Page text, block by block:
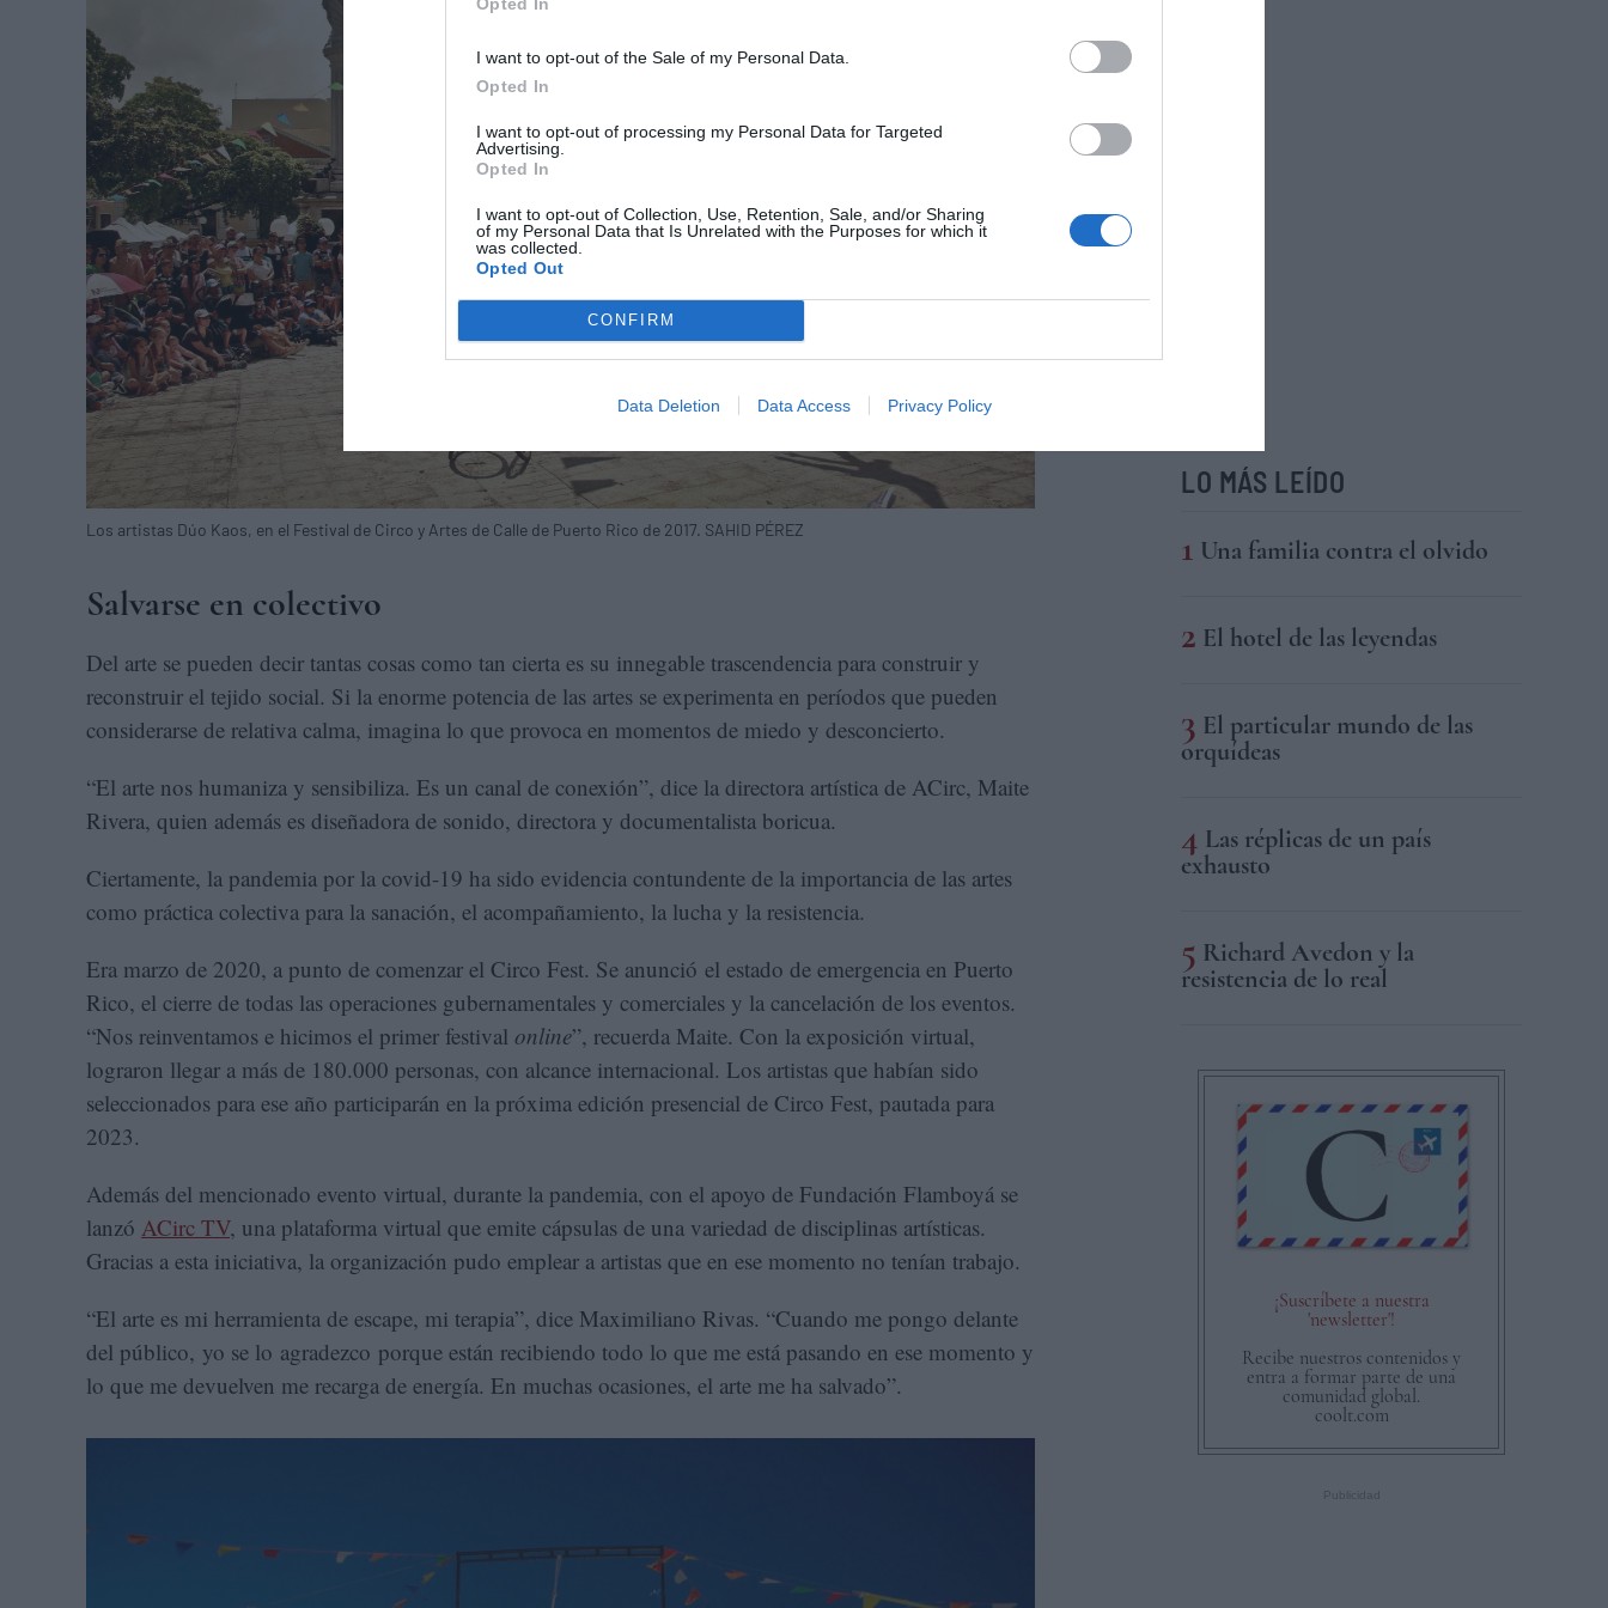
I want to opt-out of the Sale of my Personal Data.
Opted In
I want to opt-out of processing my Personal Data for Targeted
Advertising.
Opted In
I want to opt-out of Collection, Use, Retention, Sale, and/or Sharing
of my Personal Data that Is Unrelated with the Purposes for which it
was collected.
Opted Out
CONFIRM
Data Deletion Data Access Privacy Policy
Los artistas Dúo Kaos, en el Festival de Circo y Artes de Calle de Puerto Rico de 2017. SAHID PÉREZ
Salvarse en colectivo
Del arte se pueden decir tantas cosas como tan cierta es su innegable trascendencia para construir y
reconstruir el tejido social. Si la enorme potencia de las artes se experimenta en períodos que pueden
considerarse de relativa calma, imagina lo que provoca en momentos de miedo y desconcierto.
“El arte nos humaniza y sensibiliza. Es un canal de conexión”, dice la directora artística de ACirc, Maite
Rivera, quien además es diseñadora de sonido, directora y documentalista boricua.
Ciertamente, la pandemia por la covid-19 ha sido evidencia contundente de la importancia de las artes
como práctica colectiva para la sanación, el acompañamiento, la lucha y la resistencia.
Era marzo de 2020, a punto de comenzar el Circo Fest. Se anunció el estado de emergencia en Puerto
Rico, el cierre de todas las operaciones gubernamentales y comerciales y la cancelación de los eventos.
“Nos reinventamos e hicimos el primer festival online”, recuerda Maite. Con la exposición virtual,
lograron llegar a más de 180.000 personas, con alcance internacional. Los artistas que habían sido
seleccionados para ese año participarán en la próxima edición presencial de Circo Fest, pautada para
2023.
Además del mencionado evento virtual, durante la pandemia, con el apoyo de Fundación Flamboyá se
lanzó ACirc TV, una plataforma virtual que emite cápsulas de una variedad de disciplinas artísticas.
Gracias a esta iniciativa, la organización pudo emplear a artistas que en ese momento no tenían trabajo.
“El arte es mi herramienta de escape, mi terapia”, dice Maximiliano Rivas. “Cuando me pongo delante
del público, yo se lo agradezco porque están recibiendo todo lo que me está pasando en ese momento y
lo que me devuelven me recarga de energía. En muchas ocasiones, el arte me ha salvado”.
LO MÁS LEÍDO
Una familia contra el olvido
El hotel de las leyendas
El particular mundo de las
orquídeas
Las réplicas de un país
exhausto
Richard Avedon y la
resistencia de lo real
¡Suscríbete a nuestra
'newsletter'!
Recibe nuestros contenidos y
entra a formar parte de una
comunidad global.
coolt.com